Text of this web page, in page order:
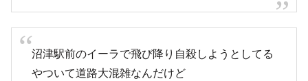
沼津駅前のイーラで飛び降り自殺しようとしてる
やついて道路大混雑なんだけど